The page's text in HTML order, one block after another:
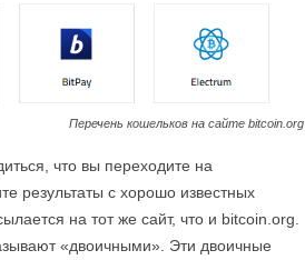
Перечень кошельков на сайте bitcoin.org
что вы переходите на
результаты с хорошо известных
на тот же сайт, что и bitcoin.org.
«двоичными». Эти двоичные